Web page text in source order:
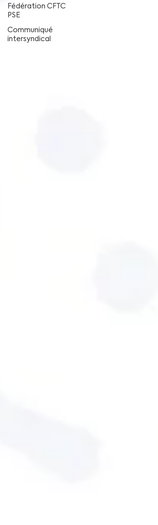
Fédération CFTC
PSE
Communiqué
intersyndical